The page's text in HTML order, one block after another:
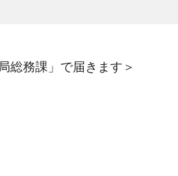
務課」で届きます＞